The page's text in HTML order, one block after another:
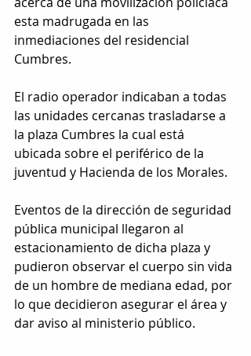
esta madrugada en las
inmediaciones del residencial
Cumbres.
El radio operador indicaban a todas
las unidades cercanas trasladarse a
la plaza Cumbres la cual está
ubicada sobre el periférico de la
juventud y Hacienda de los Morales.
Eventos de la dirección de seguridad
pública municipal llegaron al
estacionamiento de dicha plaza y
pudieron observar el cuerpo sin vida
de un hombre de mediana edad, por
lo que decidieron asegurar el área y
dar aviso al ministerio público.